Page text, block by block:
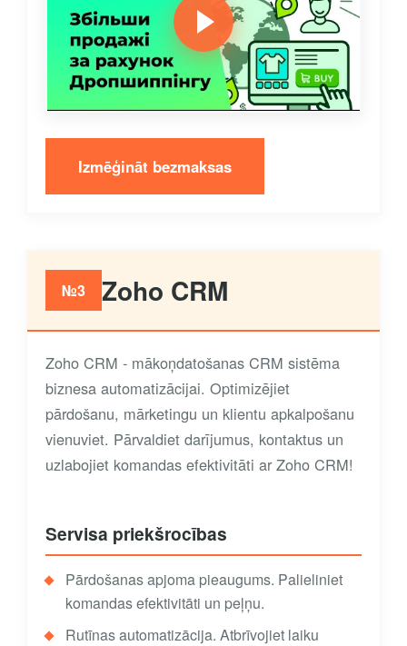
Izmēģināt bezmaksas
№3 Zoho CRM
Zoho CRM - mākoņdatošanas CRM sistēma
biznesa automatizācijai. Optimizējiet
pārdošanu, mārketingu un klientu apkalpošanu
vienuviet. Pārvaldiet darījumus, kontaktus un
uzlabojiet komandas efektivitāti ar Zoho CRM!
Servisa priekšrocības
Pārdošanas apjoma pieaugums. Palieliniet
komandas efektivitāti un peļņu.
Rutīnas automatizācija. Atbrīvojiet laiku